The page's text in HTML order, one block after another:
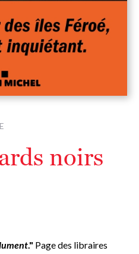
noirs
." Page des libraires